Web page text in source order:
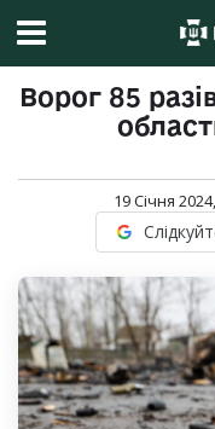
Ворог 85
19 Січня